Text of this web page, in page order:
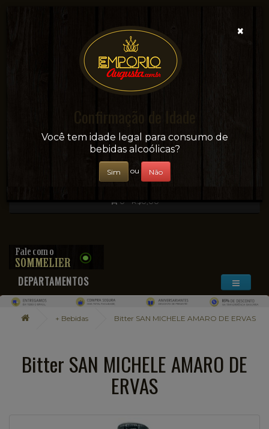
Sua conveniência e adega on-line!
0 - R$0,00
DEPARTAMENTOS
+ Bebidas Bitter SAN MICHELE AMARO DE ERVAS
Bitter SAN MICHELE AMARO DE
ERVAS
×
Confirmação de Idade
Você tem idade legal para consumo de
bebidas alcoólicas?
Sim ou Não